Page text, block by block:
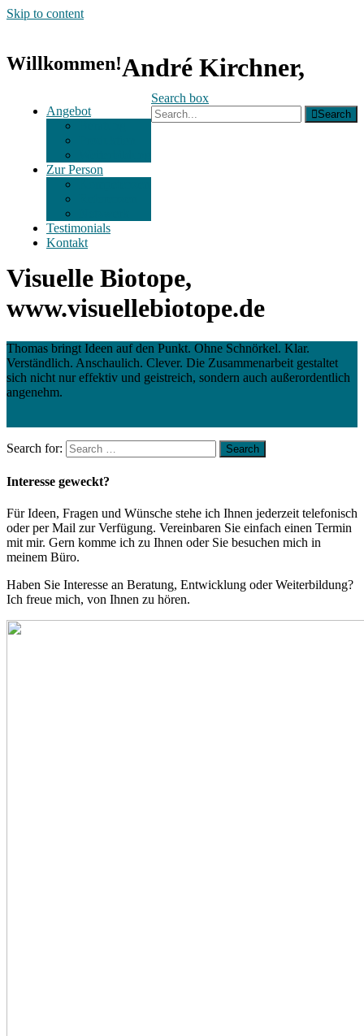
Skip to content
Willkommen!
Angebot
Zur Person
Testimonials
Kontakt
Search box
Search
André Kirchner,
Visuelle Biotope,
www.visuellebiotope.de
Thomas bringt Ideen auf den Punkt. Ohne Schnörkel. Klar.
Verständlich. Anschaulich. Clever. Die Zusammenarbeit gestaltet
sich nicht nur effektiv und geistreich, sondern auch außerordentlich
angenehm.
Search for:
Interesse geweckt?
Für Ideen, Fragen und Wünsche stehe ich Ihnen jederzeit telefonisch
oder per Mail zur Verfügung. Vereinbaren Sie einfach einen Termin
mit mir. Gern komme ich zu Ihnen oder Sie besuchen mich in
meinem Büro.
Haben Sie Interesse an Beratung, Entwicklung oder Weiterbildung?
Ich freue mich, von Ihnen zu hören.